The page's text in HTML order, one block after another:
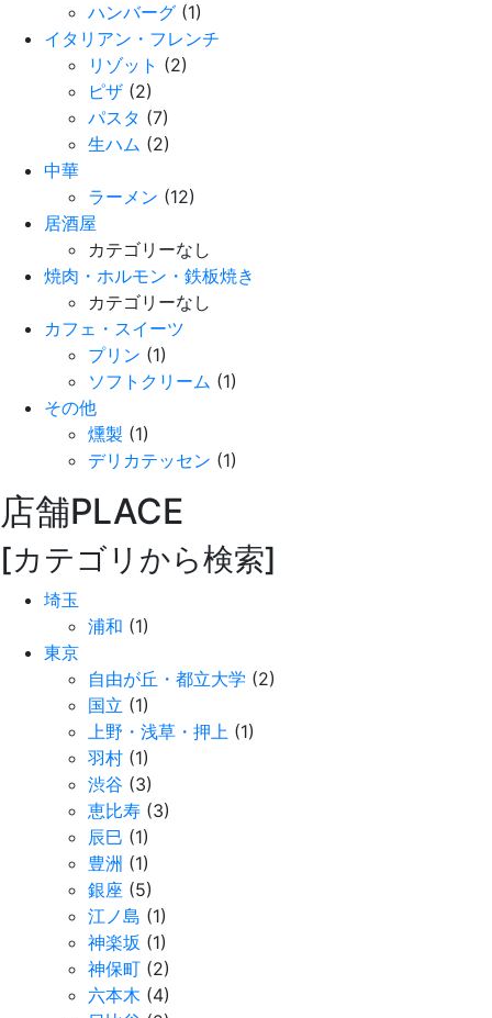
ハンバーグ (1)
イタリアン・フレンチ
リゾット (2)
ピザ (2)
パスタ (7)
生ハム (2)
中華
ラーメン (12)
居酒屋
カテゴリーなし
焼肉・ホルモン・鉄板焼き
カテゴリーなし
カフェ・スイーツ
プリン (1)
ソフトクリーム (1)
その他
燻製 (1)
デリカテッセン (1)
店舗PLACE
[カテゴリから検索]
埼玉
浦和 (1)
東京
自由が丘・都立大学 (2)
国立 (1)
上野・浅草・押上 (1)
羽村 (1)
渋谷 (3)
恵比寿 (3)
辰巳 (1)
豊洲 (1)
銀座 (5)
江ノ島 (1)
神楽坂 (1)
神保町 (2)
六本木 (4)